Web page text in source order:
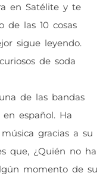
en Satélite y te
de las 10 cosas
sigue leyendo.
de soda
de las bandas
español. Ha
gracias a su
que, ¿Quién no ha
momento de su